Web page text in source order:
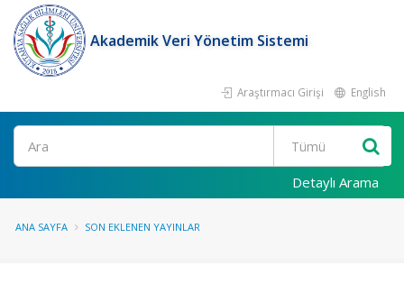
Akademik Veri Yönetim Sistemi
Araştırmacı Girişi English
Ara
Detaylı Arama
ANA SAYFA SON EKLENEN YAYINLAR